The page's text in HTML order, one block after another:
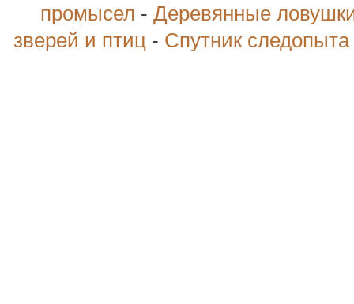
промысел - Деревянные
зверей и птиц- Спутник следопыта